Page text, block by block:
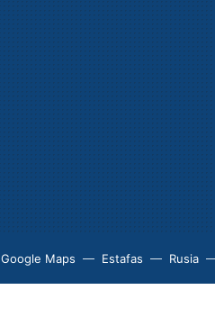
Google Maps Estafas Rusia